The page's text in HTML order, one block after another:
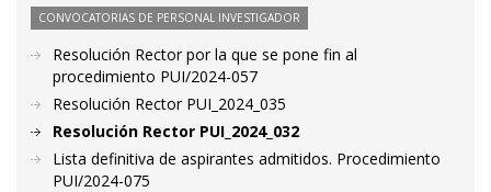
CONVOCATORIAS DE PERSONAL INVESTIGADOR
Resolución Rector por la que se pone fin al
procedimiento PUI/2024-057
Resolución Rector PUI_2024_035
Resolución Rector PUI_2024_032
Lista definitiva de aspirantes admitidos. Procedimiento
PUI/2024-075